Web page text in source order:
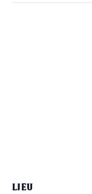
LIEU